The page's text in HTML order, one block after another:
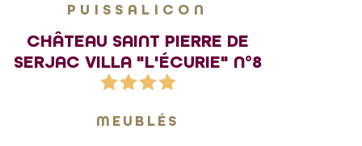
PUISSALICON
CHÂTEAU SAINT PIERRE DE
SERJAC VILLA "L'ÉCURIE" N°8
MEUBLÉS